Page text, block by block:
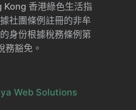
香港綠色生活指
社團條例註冊的非牟
身份根據稅務條例第
務豁免。
Web Solutions